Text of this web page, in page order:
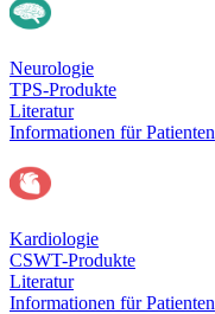
Neurologie
TPS-Produkte
Literatur
Informationen für Patienten
Kardiologie
CSWT-Produkte
Literatur
Informationen für Patienten